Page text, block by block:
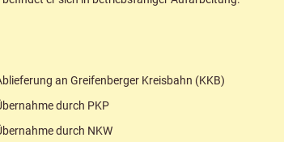
an Greifenberger Kreisbahn (KKB)
durch PKP
durch NKW